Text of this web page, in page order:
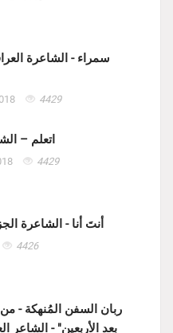
سمراء - الشاعرة
4429
اتعلم –
4429
أنتَ أنا - الشاعرة
4426
ربان السفن المُنهكة -
بعد الأربعين" - الشاعر